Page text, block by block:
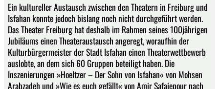
Ein kultureller Austausch zwischen den Theatern in Freiburg und
Isfahan konnte jedoch bislang noch nicht durchgeführt werden.
Das Theater Freiburg hat deshalb im Rahmen seines 100jährigen
Jubiläums einen Theateraustausch angeregt, woraufhin der
Kulturbürgermeister der Stadt Isfahan einen Theaterwettbewerb
auslobte, an dem sich 60 Gruppen beteiligt haben. Die
Inszenierungen »Hoeltzer – Der Sohn von Isfahan« von Mohsen
Arabzadeh und »Wie es euch gefällt« von Amir Safaiepour nach